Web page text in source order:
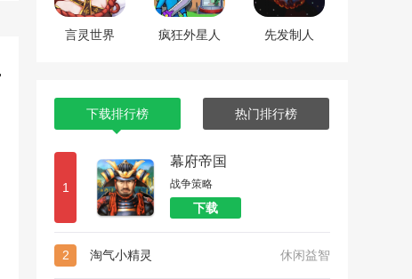
言灵世界 疯狂外星人 先发制人
下载排行榜 热门排行榜
1
幕府帝国
战争策略
下载
2 淘气小精灵 休闲益智